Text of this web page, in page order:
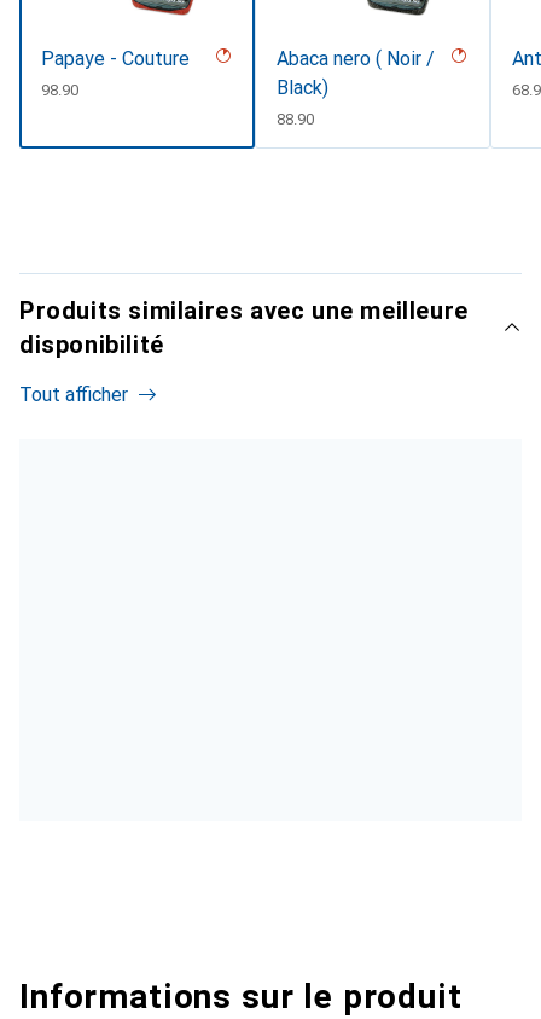
Papaye - Couture
CHF
98.90
Abaca nero ( Noir /
Black)
CHF
88.90
CHF
Produits similaires avec une meilleure
disponibilité
Tout afficher
Informations sur le produit